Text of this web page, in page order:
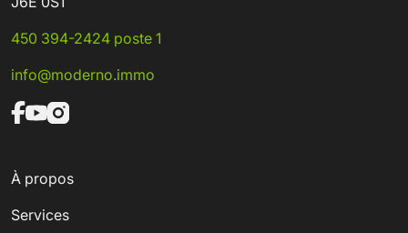
450 394-2424 poste 1
info@moderno.immo
À propos
Services